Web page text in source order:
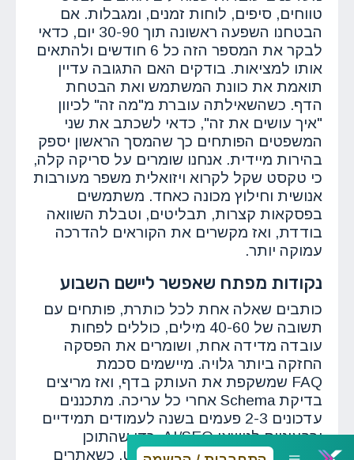
טווחים, סיפים, לוחות זמנים, ומגבלות. אם
הבטחנו השפעה ראשונה תוך 30-90 יום, כדאי
לבקר את המספר הזה כל 6 חודשים ולהתאים
אותו למציאות. בודקים האם התגובה עדיין
תואמת את כוונת המשתמש ואת הבטחת
הדף. כשהשאילתה עוברת מ"מה זה" לכיוון
"איך עושים את זה", כדאי לשכתב את שני
המשפטים הפותחים כך שהמסך הראשון יספק
בהירות מיידית. אנחנו שומרים על סריקה קלה,
כי טקסט שקל לקרוא ויזואלית משפר מעורבות
אנושית וחילוץ מכונה כאחד. משתמשים
בפסקאות קצרות, תבליטים, וטבלת השוואה
בודדת, ואז מקשרים את הקוראים להדרכה
עמוקה יותר.
נקודות מפתח שאפשר ליישם השבוע
כותבים שאלה אחת לכל כותרת, פותחים עם
תשובה של 40-60 מילים, כוללים לפחות
עובדה מדידה אחת, ושומרים את הפסקה
החזקה ביותר גלויה. מיישמים סכמת
FAQ שמשקפת את העותק בדף, ואז מריצים
בדיקת Schema אחרי כל עריכה. מתכננים
עדכונים 2-3 פעמים בשנה לעמודים תמידיים
ורבעוניים לנושאי AI/SEO, כדי שהתוכן
יישאר תוכן מעודכן ומוכן לציטוט. כשאתרים